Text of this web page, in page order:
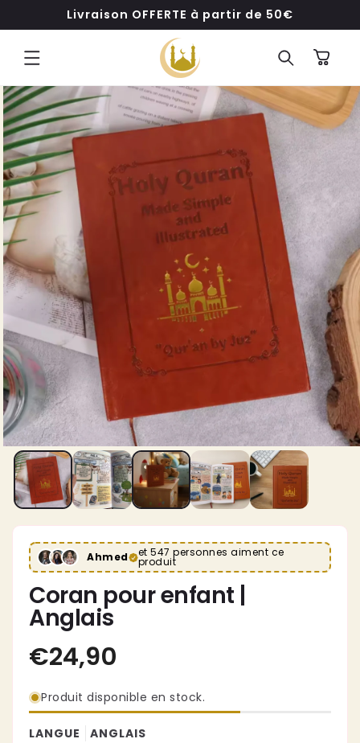
AU
Livraison OFFERTE à partir de 50€
Panier
PASSER AUX
INFORMATIONS
PRODUITS
Ahmed et 547 personnes aiment ce
produit
Coran pour enfant |
Anglais
Produit disponible en stock.
LANGUE
ANGLAIS